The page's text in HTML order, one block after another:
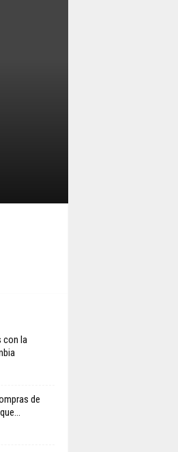
con la
de